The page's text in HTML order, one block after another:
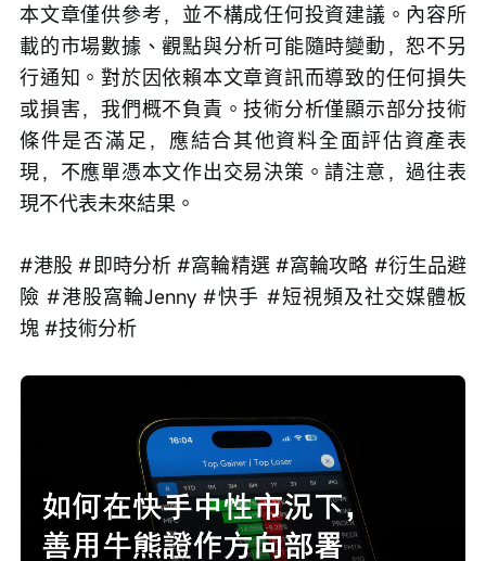
本文章僅供參考，並不構成任何投資建議。內容所
載的市場數據、觀點與分析可能隨時變動，恕不另
行通知。對於因依賴本文章資訊而導致的任何損失
或損害，我們概不負責。技術分析僅顯示部分技術
條件是否滿足，應結合其他資料全面評估資產表
現，不應單憑本文作出交易決策。請注意，過往表
現不代表未來結果。
#港股 #即時分析 #窩輪精選 #窩輪攻略 #衍生品避
險 #港股窩輪Jenny #快手 #短視頻及社交媒體板
塊 #技術分析